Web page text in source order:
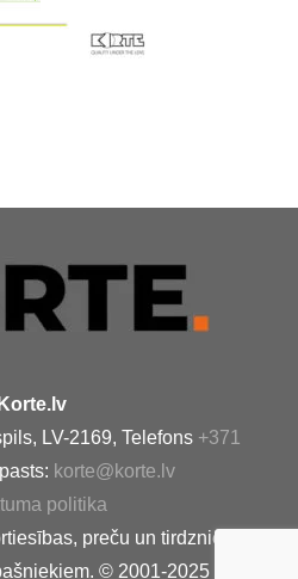
Korte.lv
LV-2169, Telefons +371
korte@korte.lv
politika
preču un tirdzniecības
© 2001-2025